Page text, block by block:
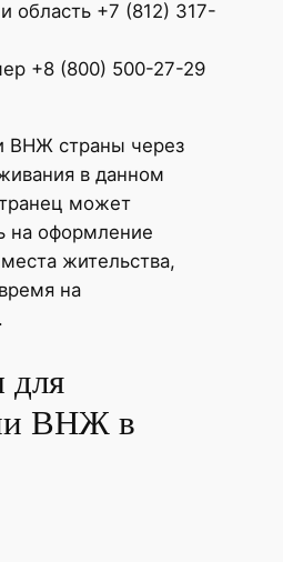
область +7 (812) 317-
+8 (800) 500-27-29
ВНЖ страны через
в данном
может
на оформление
жительства,
на
для
ВНЖ в